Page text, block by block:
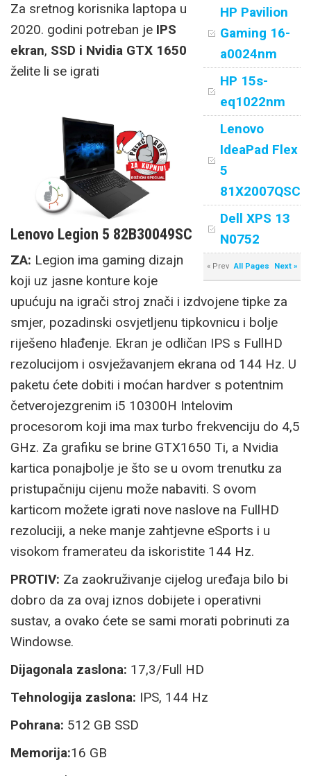
HP Pavilion
Gaming 16-
a0024nm
HP 15s-
eq1022nm
Lenovo
IdeaPad Flex
5
81X2007QSC
Dell XPS 13
N0752
« Prev All Pages Next »
Za sretnog korisnika laptopa u
2020. godini potreban je IPS
ekran, SSD i Nvidia GTX 1650
želite li se igrati
Lenovo Legion 5 82B30049SC
ZA: Legion ima gaming dizajn
koji uz jasne konture koje
upućuju na igrači stroj znači i izdvojene tipke za
smjer, pozadinski osvjetljenu tipkovnicu i bolje
riješeno hlađenje. Ekran je odličan IPS s FullHD
rezolucijom i osvježavanjem ekrana od 144 Hz. U
paketu ćete dobiti i moćan hardver s potentnim
četverojezgrenim i5 10300H Intelovim
procesorom koji ima max turbo frekvenciju do 4,5
GHz. Za grafiku se brine GTX1650 Ti, a Nvidia
kartica ponajbolje je što se u ovom trenutku za
pristupačniju cijenu može nabaviti. S ovom
karticom možete igrati nove naslove na FullHD
rezoluciji, a neke manje zahtjevne eSports i u
visokom framerateu da iskoristite 144 Hz.
PROTIV: Za zaokruživanje cijelog uređaja bilo bi
dobro da za ovaj iznos dobijete i operativni
sustav, a ovako ćete se sami morati pobrinuti za
Windowse.
Dijagonala zaslona: 17,3/Full HD
Tehnologija zaslona: IPS, 144 Hz
Pohrana: 512 GB SSD
Memorija:16 GB